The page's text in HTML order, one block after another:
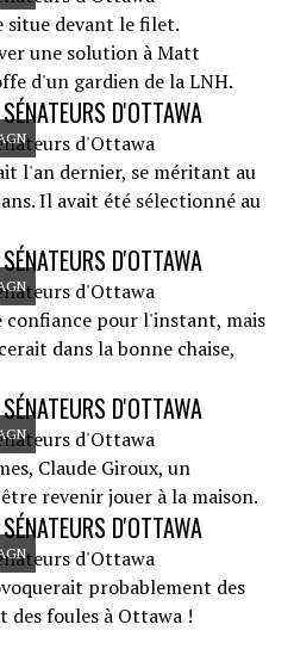
situe devant le filet.
une solution à Matt
d'un gardien de la LNH.
D'OTTAWA
l'an dernier, se méritant au
Il avait été sélectionné au
D'OTTAWA
confiance pour l'instant, mais
dans la bonne chaise,
D'OTTAWA
Claude Giroux, un
revenir jouer à la maison.
D'OTTAWA
probablement des
des foules à Ottawa !